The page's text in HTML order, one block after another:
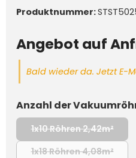
Produktnummer:
Angebot auf
Bald wieder da. Jetzt E-
Anzahl der
1x10 Röhren 2,42m²
1x18 Röhren 4,08m²